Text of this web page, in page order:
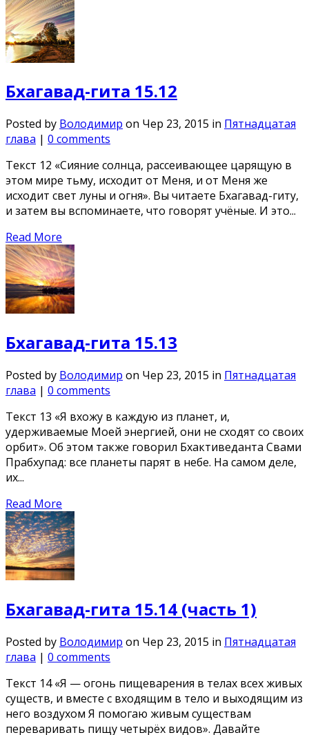
Бхагавад-гита 15.12
Posted by Володимир on Чер 23, 2015 in Пятнадцатая
глава | 0 comments
Текст 12 «Сияние солнца, рассеивающее царящую в
этом мире тьму, исходит от Меня, и от Меня же
исходит свет луны и огня». Вы читаете Бхагавад-гиту,
и затем вы вспоминаете, что говорят учёные. И это...
Read More
Бхагавад-гита 15.13
Posted by Володимир on Чер 23, 2015 in Пятнадцатая
глава | 0 comments
Текст 13 «Я вхожу в каждую из планет, и,
удерживаемые Моей энергией, они не сходят со своих
орбит». Об этом также говорил Бхактиведанта Свами
Прабхупад: все планеты парят в небе. На самом деле,
их...
Read More
Бхагавад-гита 15.14 (часть 1)
Posted by Володимир on Чер 23, 2015 in Пятнадцатая
глава | 0 comments
Текст 14 «Я — огонь пищеварения в телах всех живых
существ, и вместе с входящим в тело и выходящим из
него воздухом Я помогаю живым существам
переваривать пищу четырёх видов». Давайте